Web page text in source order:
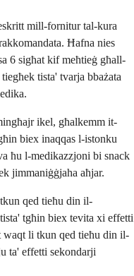
mill-fornitur tal-kura
Ħafna nies
6 sigħat kif meħtieġ għall-
tista' tvarja bbażata
ikel, għalkemm it-
biex inaqqas l-istonku
ħu l-medikazzjoni bi snack
jimmaniġġjaha aħjar.
qed tieħu din il-
tgħin biex tevita xi effetti
waqt li tkun qed tieħu din il-
ta' effetti sekondarji